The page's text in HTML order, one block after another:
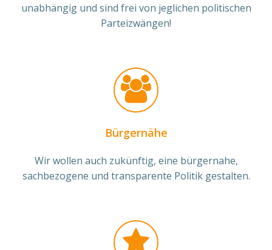
unabhängig und sind frei von jeglichen politischen
Parteizwängen!
Bürgernähe
Wir wollen auch zukünftig, eine bürgernahe,
sachbezogene und transparente Politik gestalten.